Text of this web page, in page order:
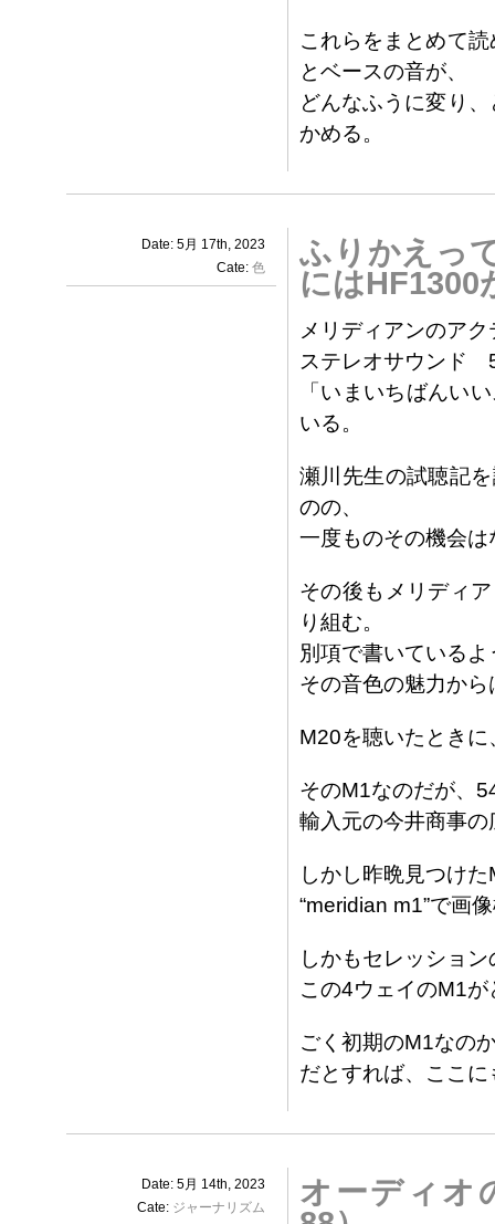
これらをまとめて
とベースの音が、
どんなふうに変り
かめる。
Date: 5月 17th, 2023
Cate: 色
ふりかえっ
にはHF1300
メリディアンのア
ステレオサウンド
「いまいちばんい
いる。
瀬川先生の試聴記
のの、
一度ものその機会
その後もメリディ
り組む。
別項で書いている
その音色の魅力か
M20を聴いたとき
そのM1なのだが、
輸入元の今井商事
しかし昨晩見つけ
“meridian m1”で画
しかもセレッショ
この4ウェイのM1
ごく初期のM1なの
だとすれば、ここ
Date: 5月 14th, 2023
Cate: ジャーナリズム
オーディオ